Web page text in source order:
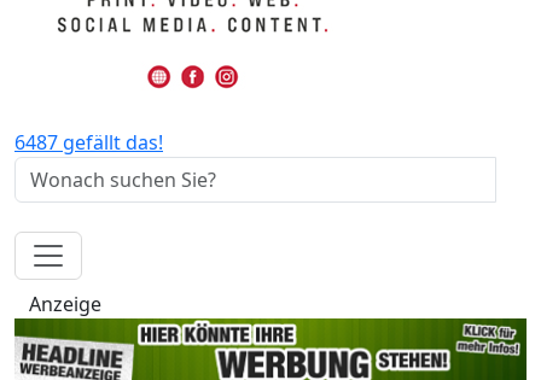
6487 gefällt das!
Anzeige